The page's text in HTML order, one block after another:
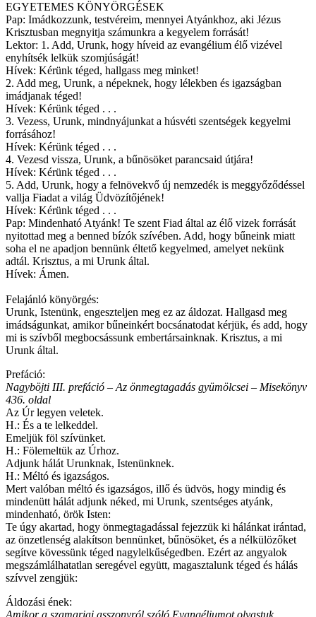
EGYETEMES KÖNYÖRGÉSEK
Pap: Imádkozzunk, testvéreim, mennyei Atyánkhoz, aki Jézus
Krisztusban megnyitja számunkra a kegyelem forrását!
Lektor: 1. Add, Urunk, hogy híveid az evangélium élő vizével
enyhítsék lelkük szomjúságát!
Hívek: Kérünk téged, hallgass meg minket!
2. Add meg, Urunk, a népeknek, hogy lélekben és igazságban
imádjanak téged!
Hívek: Kérünk téged . . .
3. Vezess, Urunk, mindnyájunkat a húsvéti szentségek kegyelmi
forrásához!
Hívek: Kérünk téged . . .
4. Vezesd vissza, Urunk, a bűnösöket parancsaid útjára!
Hívek: Kérünk téged . . .
5. Add, Urunk, hogy a felnövekvő új nemzedék is meggyőződéssel
vallja Fiadat a világ Üdvözítőjének!
Hívek: Kérünk téged . . .
Pap: Mindenható Atyánk! Te szent Fiad által az élő vizek forrását
nyitottad meg a benned bízók szívében. Add, hogy bűneink miatt
soha el ne apadjon bennünk éltető kegyelmed, amelyet nekünk
adtál. Krisztus, a mi Urunk által.
Hívek: Ámen.
Felajánló könyörgés:
Urunk, Istenünk, engeszteljen meg ez az áldozat. Hallgasd meg
imádságunkat, amikor bűneinkért bocsánatodat kérjük, és add, hogy
mi is szívből megbocsássunk embertársainknak. Krisztus, a mi
Urunk által.
Prefáció:
Nagyböjti III. prefáció – Az önmegtagadás gyümölcsei – Misekönyv
436. oldal
Az Úr legyen veletek.
H.: És a te lelkeddel.
Emeljük föl szívünket.
H.: Fölemeltük az Úrhoz.
Adjunk hálát Urunknak, Istenünknek.
H.: Méltó és igazságos.
Mert valóban méltó és igazságos, illő és üdvös, hogy mindig és
mindenütt hálát adjunk néked, mi Urunk, szentséges atyánk,
mindenható, örök Isten:
Te úgy akartad, hogy önmegtagadással fejezzük ki hálánkat irántad,
az önzetlenség alakítson bennünket, bűnösöket, és a nélkülözőket
segítve kövessünk téged nagylelkűségedben. Ezért az angyalok
megszámlálhatatlan seregével együtt, magasztalunk téged és hálás
szívvel zengjük:
Áldozási ének:
Amikor a szamariai asszonyról szóló Evangéliumot olvastuk